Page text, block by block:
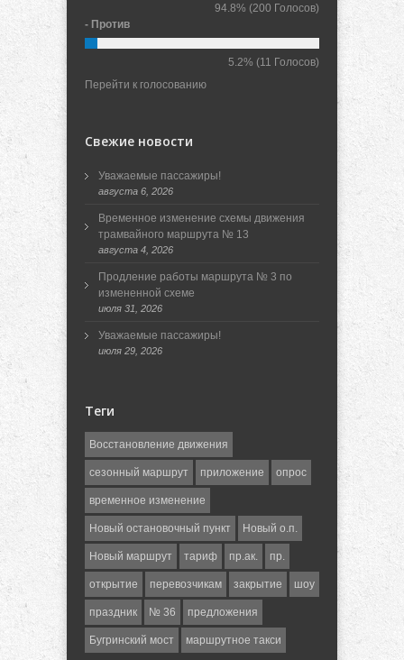
94.8% (200 Голосов)
- Против
5.2% (11 Голосов)
Перейти к голосованию
Свежие новости
Уважаемые пассажиры!
августа 6, 2026
Временное изменение схемы движения
трамвайного маршрута № 13
августа 4, 2026
Продление работы маршрута № 3 по
измененной схеме
июля 31, 2026
Уважаемые пассажиры!
июля 29, 2026
Теги
Восстановление движения
сезонный маршрут приложение опрос
временное изменение
Новый остановочный пункт Новый о.п.
Новый маршрут тариф пр.ак. пр.
открытие перевозчикам закрытие шоу
праздник № 36 предложения
Бугринский мост маршрутное такси